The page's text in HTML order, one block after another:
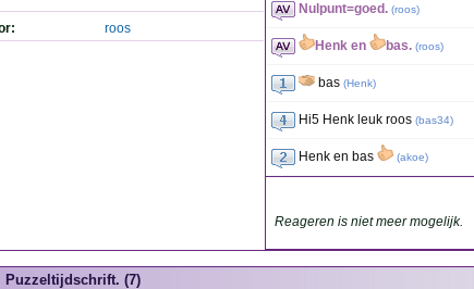
roos
Nulpunt=goed. (roos)
Henk en bas. (roos)
bas (Henk)
Hi5 Henk leuk roos (bas34)
Henk en bas (akoe)
Reageren is niet meer mogelijk.
Puzzeltijdschrift. (7)